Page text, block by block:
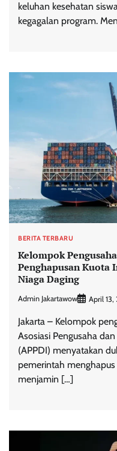
keluhan kesehatan
kegagalan program.
BERITA TERBARU
Kelompok
Penghapusan Kuota
Niaga Daging
Admin Jakartawow April
Jakarta – Kelompok
Asosiasi Pengusaha
(APPDI) menyatakan
pemerintah
menjamin […]